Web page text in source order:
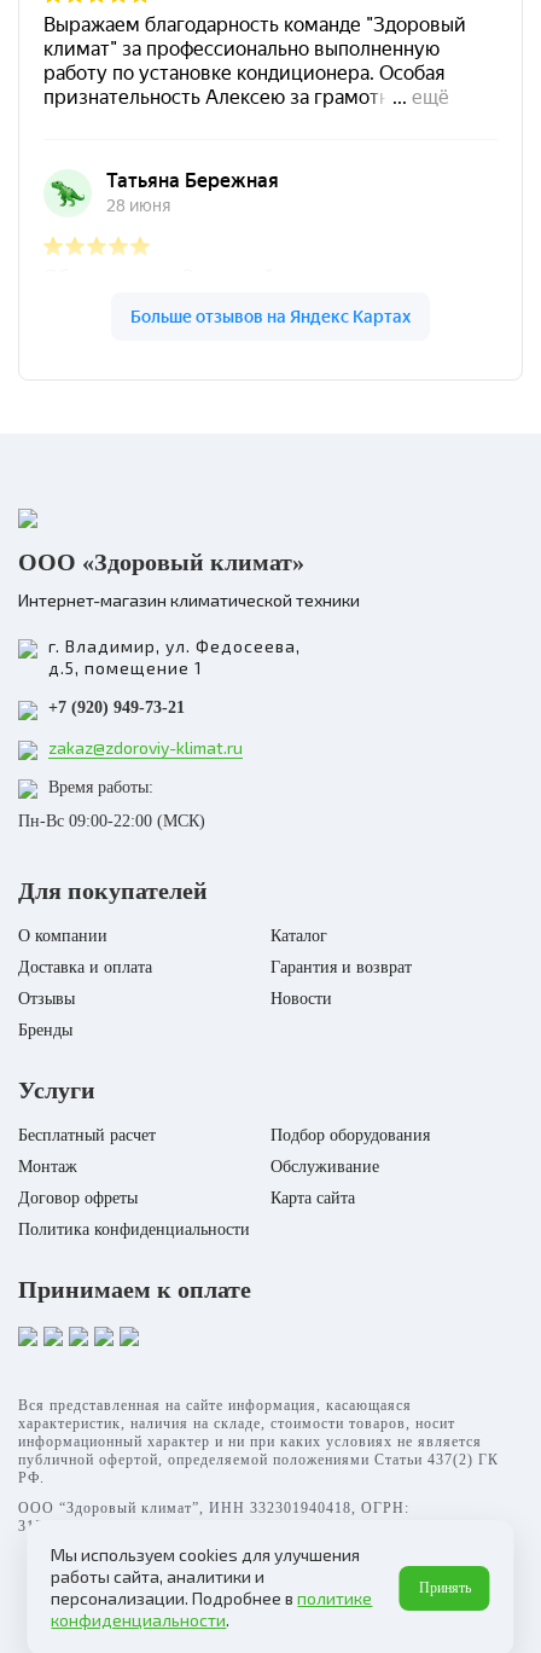
ООО «Здоровый климат»
Интернет-магазин климатической техники
г. Владимир, ул. Федосеева,
д.5, помещение 1
+7 (920) 949-73-21
zakaz@zdoroviy-klimat.ru
Время работы:
Пн-Вс 09:00-22:00 (МСК)
Для покупателей
О компании
Каталог
Доставка и оплата
Гарантия и возврат
Отзывы
Новости
Бренды
Услуги
Бесплатный расчет
Подбор оборудования
Монтаж
Обслуживание
Договор офреты
Карта сайта
Политика конфиденциальности
Принимаем к оплате
Вся представленная на сайте информация, касающаяся
характеристик, наличия на складе, стоимости товаров, носит
информационный характер и ни при каких условиях не является
публичной офертой, определяемой положениями Статьи 437(2) ГК
РФ.
ООО “Здоровый климат”, ИНН 332301940418, ОГРН:
315332700003069
Мы используем cookies для улучшения
работы сайта, аналитики и
персонализации. Подробнее вполитике
конфиденциальности.
Принять